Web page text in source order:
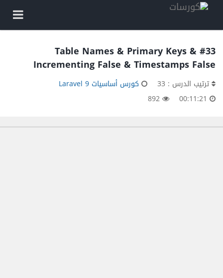
#33 Table Names & Primary Keys &
Incrementing False & Timestamps False
ترتيب الدرس : 33
كورس أساسيات Laravel 9